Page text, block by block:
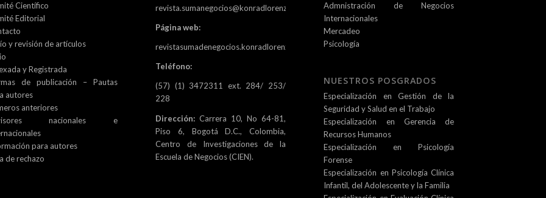
Científico
Editorial
y revisión de artículos
y Registrada
de publicación – Pautas
autores
anteriores
nacionales e
para autores
de rechazo
revista.sumanegocios@konradlorenz.edu.co
Página web:
revistasumadenegocios.konradlorenz.edu.co
Teléfono:
(57) (1) 3472311 ext. 284/ 253/
228
Dirección: Carrera 10, No 64-81,
Piso 6, Bogotá D.C., Colombia,
Centro de Investigaciones de la
Escuela de Negocios (CIEN).
Admnistración de Negocios
Internacionales
Mercadeo
Psicología
NUESTROS POSGRADOS
Especialización en Gestión de la
Seguridad y Salud en el Trabajo
Especialización en Gerencia de
Recursos Humanos
Especialización en Psicología
Forense
Especialización en Psicología Clínica
Infantil, del Adolescente y la Familia